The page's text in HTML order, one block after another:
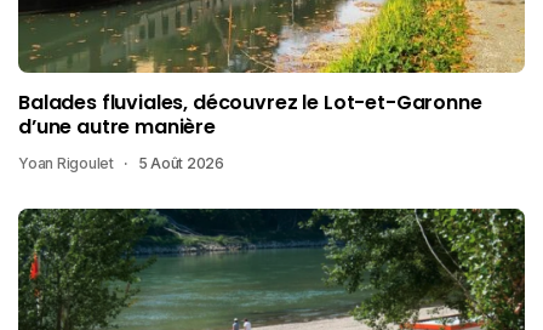
Balades fluviales, découvrez le Lot-et-Garonne
d’une autre manière
Yoan Rigoulet 5 Août 2026